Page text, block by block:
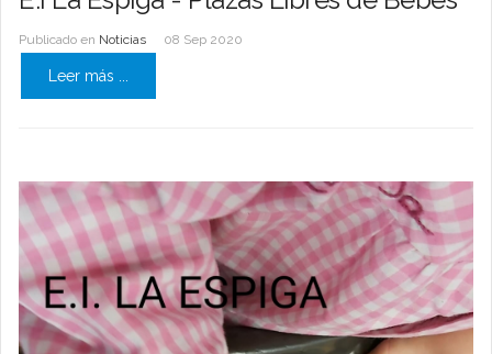
Publicado en Noticias 08 Sep 2020
Leer más ...